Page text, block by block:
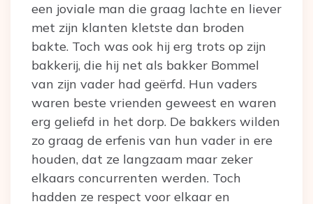
een joviale man die graag lachte en liever
met zijn klanten kletste dan broden
bakte. Toch was ook hij erg trots op zijn
bakkerij, die hij net als bakker Bommel
van zijn vader had geërfd. Hun vaders
waren beste vrienden geweest en waren
erg geliefd in het dorp. De bakkers wilden
zo graag de erfenis van hun vader in ere
houden, dat ze langzaam maar zeker
elkaars concurrenten werden. Toch
hadden ze respect voor elkaar en